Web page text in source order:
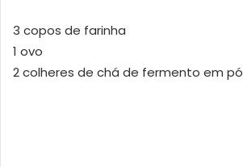
3 copos de farinha
1 ovo
2 colheres de chá de fermento em pó